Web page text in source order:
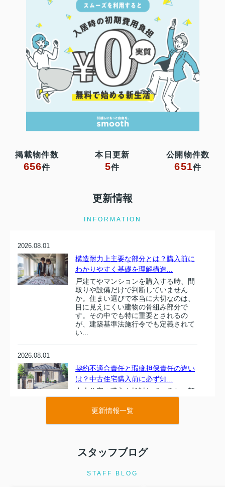
掲載物件数
656件
本日更新
5件
公開物件数
651件
更新情報
INFORMATION
2026.08.01
構造耐力上主要な部分とは？購入前に
わかりやすく基礎を理解構造...
戸建てやマンションを購入する時、間
取りや設備だけで判断していません
か。住まい選びで本当に大切なのは、
目に見えにくい建物の骨組み部分で
す。その中でも特に重要とされるの
が、建築基準法施行令でも定義されて
い...
2026.08.01
契約不適合責任と瑕疵担保責任の違い
は？中古住宅購入前に必ず知...
中古住宅の購入を検討していると、契
約不適合責任や瑕疵担保責任という専
門用語が出てきますが、その違いを正
しく理解できている方は多くありませ
ん。しかし、2020年の民法改正でルー
住宅ローン特約とは何か知っています
更新情報一覧
スタッフブログ
STAFF BLOG